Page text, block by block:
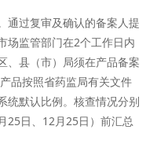
通过复审及确认的备案人提
场监管部门在2个工作日内
、县（市）局须在产品备案
品按照省药监局有关文件
统默认比例。核查情况分别
25日、12月25日）前汇总